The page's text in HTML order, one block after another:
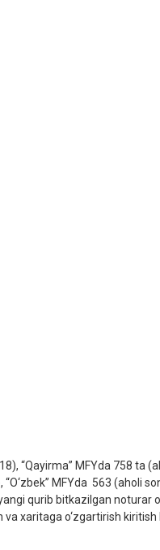
“Qayirma” MFYda 758 ta
MFYda 563 (aholi
qurib bitkazilgan noturar
xaritaga o‘zgartirish kiritish